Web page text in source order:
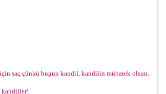
saç çünkü bugün kandil, kandilin mübarek olsun.
kandiller!